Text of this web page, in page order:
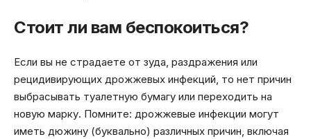
Стоит ли вам беспокоиться?
Если вы не страдаете от зуда, раздражения или
рецидивирующих дрожжевых инфекций, то нет причин
выбрасывать туалетную бумагу или переходить на
новую марку. Помните: дрожжевые инфекции могут
иметь дюжину (буквально) различных причин, включая